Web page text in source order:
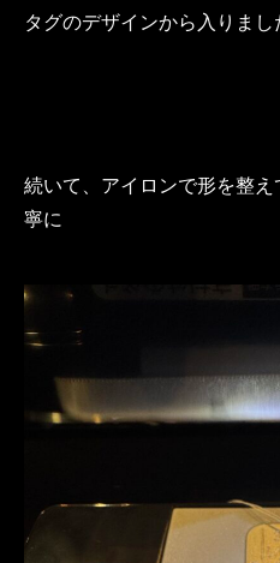
タグのデザインから入りまし
続いて、アイロンで形を整
寧に